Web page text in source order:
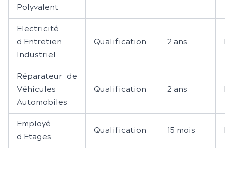
Polyvalent
Electricité
d'Entretien
Industriel
Qualification 2 ans
Réparateur de
Véhicules
Automobiles
Qualification 2 ans
Employé
d'Etages
Qualification 15 mois